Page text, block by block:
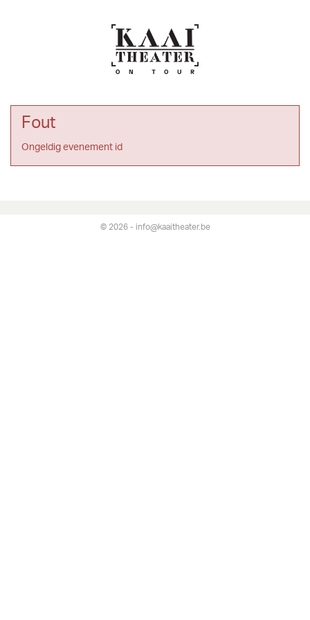
Fout
Ongeldig evenement id
© 2026 - info@kaaitheater.be